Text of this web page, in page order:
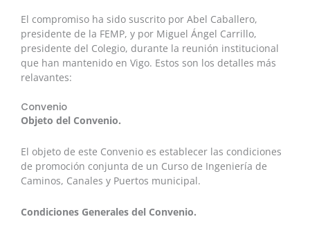
El compromiso ha sido suscrito por Abel Caballero,
presidente de la FEMP, y por Miguel Ángel Carrillo,
presidente del Colegio, durante la reunión institucional
que han mantenido en Vigo. Estos son los detalles más
relavantes:
Convenio
Objeto del Convenio.
El objeto de este Convenio es establecer las condiciones
de promoción conjunta de un Curso de Ingeniería de
Caminos, Canales y Puertos municipal.
Condiciones Generales del Convenio.